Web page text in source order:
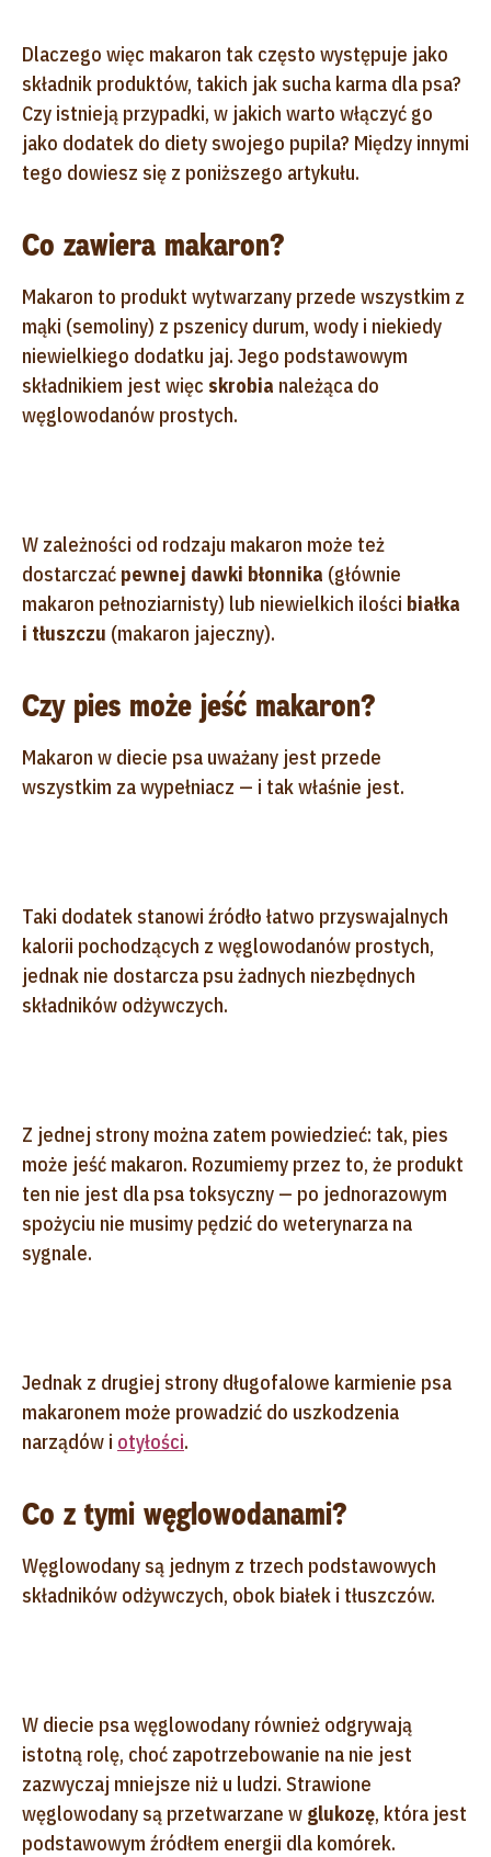
Dlaczego więc makaron tak często występuje jako
składnik produktów, takich jak sucha karma dla psa?
Czy istnieją przypadki, w jakich warto włączyć go
jako dodatek do diety swojego pupila? Między innymi
tego dowiesz się z poniższego artykułu.
Co zawiera makaron?
Makaron to produkt wytwarzany przede wszystkim z
mąki (semoliny) z pszenicy durum, wody i niekiedy
niewielkiego dodatku jaj. Jego podstawowym
składnikiem jest więc skrobia należąca do
węglowodanów prostych.
W zależności od rodzaju makaron może też
dostarczać pewnej dawki błonnika (głównie
makaron pełnoziarnisty) lub niewielkich ilości białka
i tłuszczu (makaron jajeczny).
Czy pies może jeść makaron?
Makaron w diecie psa uważany jest przede
wszystkim za wypełniacz — i tak właśnie jest.
Taki dodatek stanowi źródło łatwo przyswajalnych
kalorii pochodzących z węglowodanów prostych,
jednak nie dostarcza psu żadnych niezbędnych
składników odżywczych.
Z jednej strony można zatem powiedzieć: tak, pies
może jeść makaron. Rozumiemy przez to, że produkt
ten nie jest dla psa toksyczny — po jednorazowym
spożyciu nie musimy pędzić do weterynarza na
sygnale.
Jednak z drugiej strony długofalowe karmienie psa
makaronem może prowadzić do uszkodzenia
narządów i otyłości.
Co z tymi węglowodanami?
Węglowodany są jednym z trzech podstawowych
składników odżywczych, obok białek i tłuszczów.
W diecie psa węglowodany również odgrywają
istotną rolę, choć zapotrzebowanie na nie jest
zazwyczaj mniejsze niż u ludzi. Strawione
węglowodany są przetwarzane w glukozę, która jest
podstawowym źródłem energii dla komórek.